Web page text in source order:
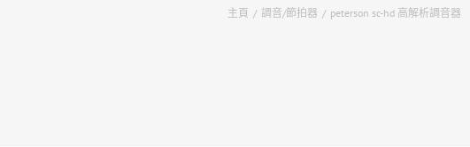
主頁 / 調音/節拍器 / peterson sc-hd 高解析調音器